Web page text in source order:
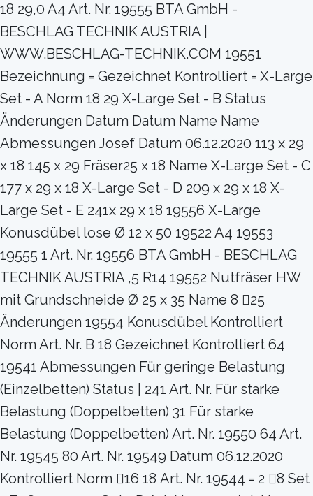
18 29,0 A4 Art. Nr. 19555 BTA GmbH -
BESCHLAG TECHNIK AUSTRIA |
WWW.BESCHLAG-TECHNIK.COM 19551
Bezeichnung = Gezeichnet Kontrolliert = X-Large
Set - A Norm 18 29 X-Large Set - B Status
Änderungen Datum Datum Name Name
Abmessungen Josef Datum 06.12.2020 113 x 29
x 18 145 x 29 Fräser25 x 18 Name X-Large Set - C
177 x 29 x 18 X-Large Set - D 209 x 29 x 18 X-
Large Set - E 241x 29 x 18 19556 X-Large
Konusdübel lose Ø 12 x 50 19522 A4 19553
19555 1 Art. Nr. 19556 BTA GmbH - BESCHLAG
TECHNIK AUSTRIA ,5 R14 19552 Nutfräser HW
mit Grundschneide Ø 25 x 35 Name 8 25
Änderungen 19554 Konusdübel Kontrolliert
Norm Art. Nr. B 18 Gezeichnet Kontrolliert 64
19541 Abmessungen Für geringe Belastung
(Einzelbetten) Status | 241 Art. Nr. Für starke
Belastung (Doppelbetten) 31 Für starke
Belastung (Doppelbetten) Art. Nr. 19550 64 Art.
Nr. 19545 80 Art. Nr. 19549 Datum 06.12.2020
Kontrolliert Norm 16 18 Art. Nr. 19544 = 2 8 Set